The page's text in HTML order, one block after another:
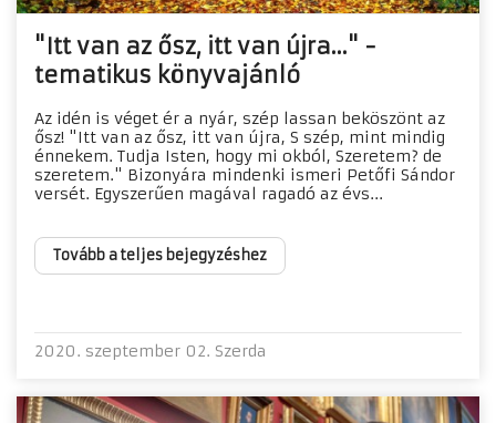
"Itt van az ősz, itt van újra..." -
tematikus könyvajánló
Az idén is véget ér a nyár, szép lassan beköszönt az
ősz! "Itt van az ősz, itt van újra, S szép, mint mindig
énnekem. Tudja Isten, hogy mi okból, Szeretem? de
szeretem." Bizonyára mindenki ismeri Petőfi Sándor
versét. Egyszerűen magával ragadó az évs...
Tovább a teljes bejegyzéshez
2020. szeptember 02. Szerda